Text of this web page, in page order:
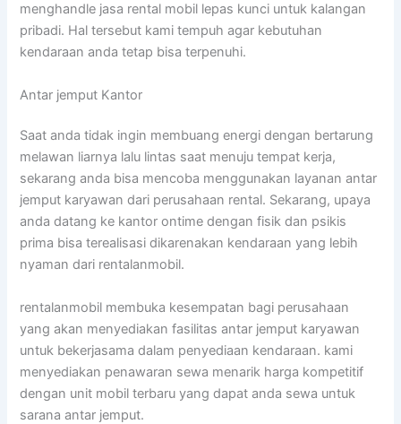
menghandle jasa rental mobil lepas kunci untuk kalangan
pribadi. Hal tersebut kami tempuh agar kebutuhan
kendaraan anda tetap bisa terpenuhi.
Antar jemput Kantor
Saat anda tidak ingin membuang energi dengan bertarung
melawan liarnya lalu lintas saat menuju tempat kerja,
sekarang anda bisa mencoba menggunakan layanan antar
jemput karyawan dari perusahaan rental. Sekarang, upaya
anda datang ke kantor ontime dengan fisik dan psikis
prima bisa terealisasi dikarenakan kendaraan yang lebih
nyaman dari rentalanmobil.
rentalanmobil membuka kesempatan bagi perusahaan
yang akan menyediakan fasilitas antar jemput karyawan
untuk bekerjasama dalam penyediaan kendaraan. kami
menyediakan penawaran sewa menarik harga kompetitif
dengan unit mobil terbaru yang dapat anda sewa untuk
sarana antar jemput.